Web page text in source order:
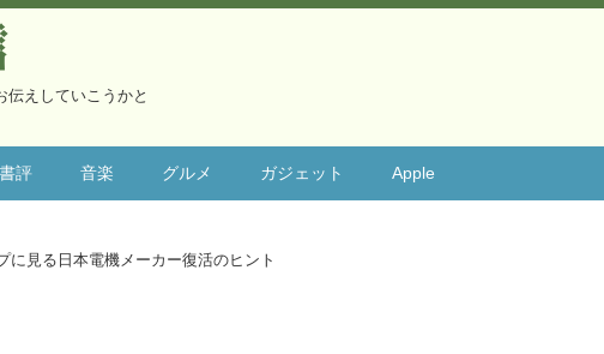
伝えしていこうかと
書評 音楽 グルメ ガジェット Apple
に見る日本電機メーカー復活のヒント